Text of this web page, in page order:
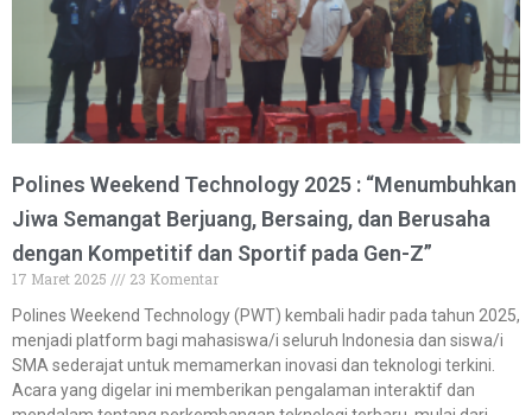
Polines Weekend Technology 2025 : “Menumbuhkan
Jiwa Semangat Berjuang, Bersaing, dan Berusaha
dengan Kompetitif dan Sportif pada Gen-Z”
17 Maret 2025
23 Komentar
Polines Weekend Technology (PWT) kembali hadir pada tahun 2025,
menjadi platform bagi mahasiswa/i seluruh Indonesia dan siswa/i
SMA sederajat untuk memamerkan inovasi dan teknologi terkini.
Acara yang digelar ini memberikan pengalaman interaktif dan